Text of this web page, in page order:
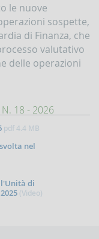
le nuove
sospette,
di Finanza, che
valutativo
delle operazioni
N. 18 - 2026
pdf4.4 MB
nel
di
(Video)